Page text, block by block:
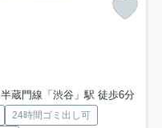
半蔵門線「渋谷」駅 徒歩6分
24時間ゴミ出し可